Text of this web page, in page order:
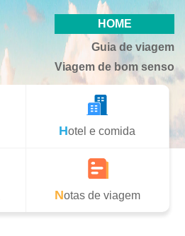
HOME
Guia de viagem
Viagem de bom senso
Hotel e comida
Notas de viagem